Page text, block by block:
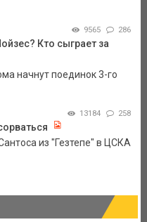
9565 286
Кто сыграет за
начнут поединок 3-го
13184 258
из "Гезтепе" в ЦСКА